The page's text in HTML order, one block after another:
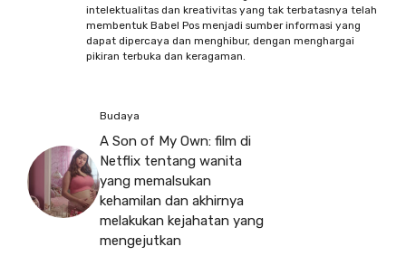
intelektualitas dan kreativitas yang tak terbatasnya telah
membentuk Babel Pos menjadi sumber informasi yang
dapat dipercaya dan menghibur, dengan menghargai
pikiran terbuka dan keragaman.
Budaya
A Son of My Own: film di
Netflix tentang wanita
yang memalsukan
kehamilan dan akhirnya
melakukan kejahatan yang
mengejutkan